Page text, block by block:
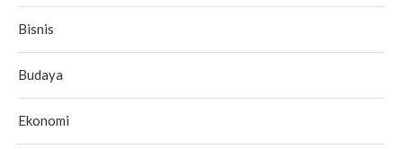
Bisnis
Budaya
Ekonomi